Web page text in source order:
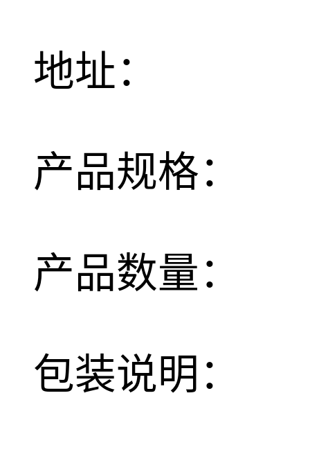
地址：
产品规格：
产品数量：
包装说明：